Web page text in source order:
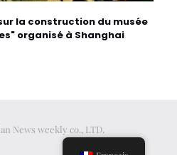
la construction du musée
organisé à Shanghai
News weekly co., LTD.